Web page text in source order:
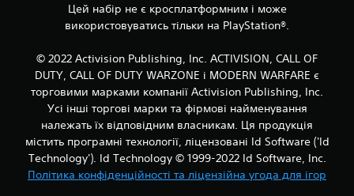
Цей набір не є кросплатформним і може
використовуватись тільки на PlayStation®.
© 2022 Activision Publishing, Inc. ACTIVISION, CALL OF
DUTY, CALL OF DUTY WARZONE і MODERN WARFARE є
торговими марками компанії Activision Publishing, Inc.
Усі інші торгові марки та фірмові найменування
належать їх відповідним власникам. Ця продукція
містить програмні технології, ліцензовані Id Software ('Id
Technology'). Id Technology © 1999-2022 Id Software, Inc.
Політика конфіденційності та ліцензійна угода для ігор